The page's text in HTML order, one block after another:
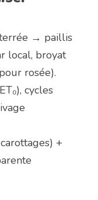
→ paillis
local, broyat
rosée).
cycles
+